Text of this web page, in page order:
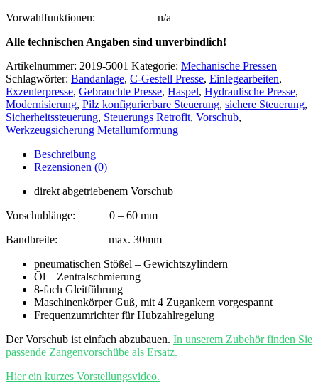
Vorwahlfunktionen: n/a
Alle technischen Angaben sind unverbindlich!
Artikelnummer: 2019-5001 Kategorie: Mechanische Pressen
Schlagwörter: Bandanlage, C-Gestell Presse, Einlegearbeiten,
Exzenterpresse, Gebrauchte Presse, Haspel, Hydraulische Presse,
Modernisierung, Pilz konfigurierbare Steuerung, sichere Steuerung,
Sicherheitssteuerung, Steuerungs Retrofit, Vorschub,
Werkzeugsicherung Metallumformung
Beschreibung
Rezensionen (0)
direkt abgetriebenem Vorschub
Vorschublänge: 0 – 60 mm
Bandbreite: max. 30mm
pneumatischen Stößel – Gewichtszylindern
Öl – Zentralschmierung
8-fach Gleitführung
Maschinenkörper Guß, mit 4 Zugankern vorgespannt
Frequenzumrichter für Hubzahlregelung
Der Vorschub ist einfach abzubauen. In unserem Zubehör finden Sie
passende Zangenvorschübe als Ersatz.
Hier ein kurzes Vorstellungsvideo.